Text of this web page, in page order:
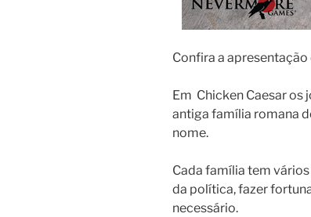
Confira a
Em Chicken Caesar
antiga família romana
nome.
Cada família tem
da política, fazer
necessário.